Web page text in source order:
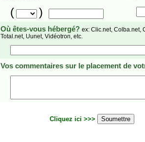
( )
Où êtes-vous hébergé? ex: Clic.net, Colba.net,
Total.net, Uunet, Vidéotron, etc.
Vos commentaires sur le placement de
Cliquez ici >>>